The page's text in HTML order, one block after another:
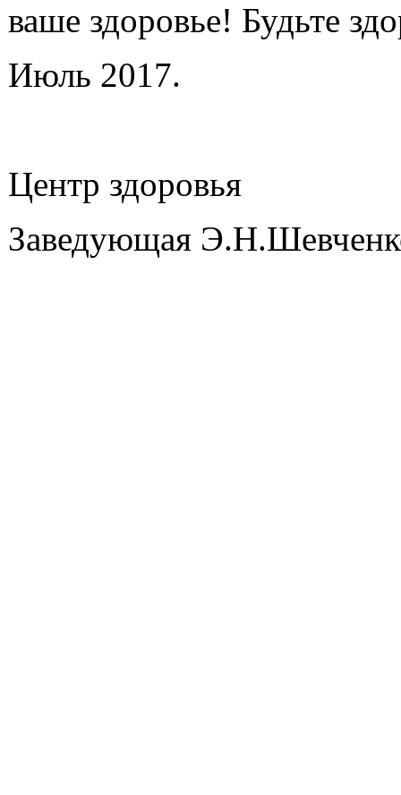
ваше здоровье! Будьте
Июль 2017.
Центр здоровья
Заведующая